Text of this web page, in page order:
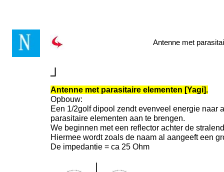
Antenne met
Antenne met parasitaire elementen [Yagi].
Opbouw:
Een 1/2golf dipool zendt evenveel energie naar
parasitaire elementen aan te brengen.
We beginnen met een reflector achter de
Hiermee wordt zoals de naam al aangeeft een
De impedantie = ca 25 Ohm
┘